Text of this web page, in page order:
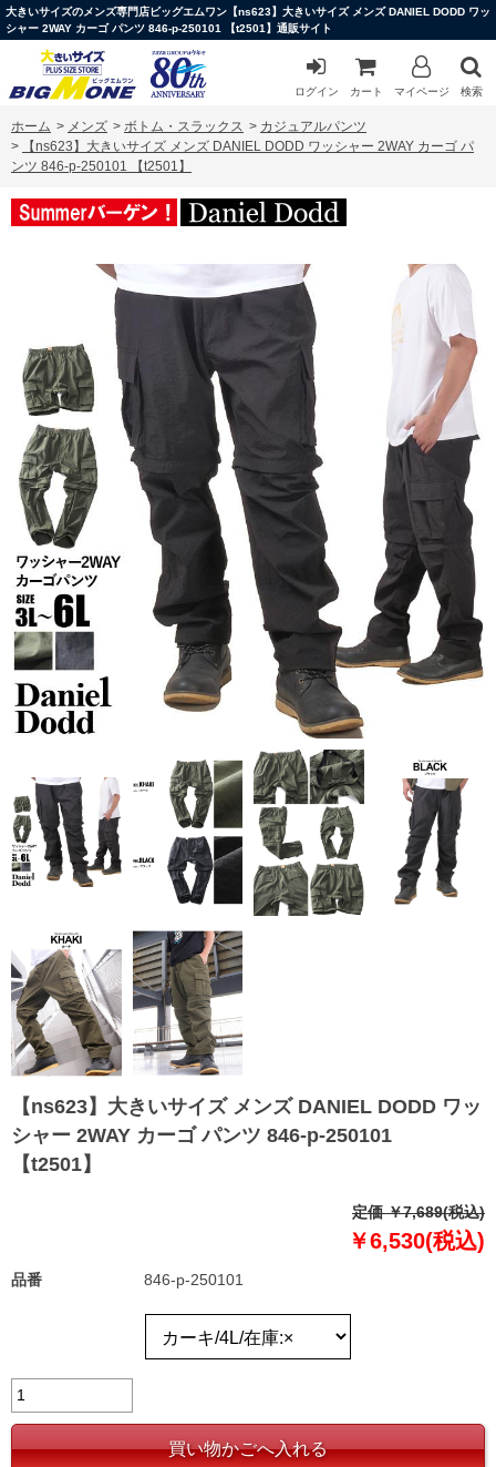
大きいサイズのメンズ専門店ビッグエムワン【ns623】大きいサイズ メンズ DANIEL DODD ワッ
シャー 2WAY カーゴ パンツ 846-p-250101 【t2501】通販サイト
ログイン カート マイページ 検索
ホーム > メンズ > ボトム・スラックス > カジュアルパンツ
>
【ns623】大きいサイズ メンズ DANIEL DODD ワッシャー 2WAY カーゴ パ
ンツ 846-p-250101 【t2501】
【ns623】大きいサイズ メンズ DANIEL DODD ワッ
シャー 2WAY カーゴ パンツ 846-p-250101
【t2501】
定価 ￥7,689(税込)
￥6,530(税込)
品番 846-p-250101